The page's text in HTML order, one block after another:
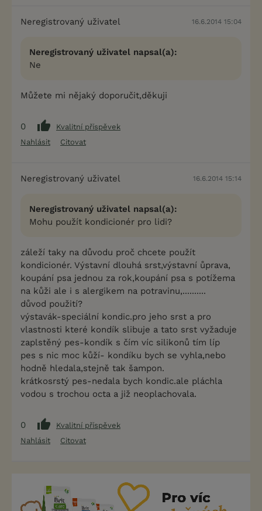
Neregistrovaný uživatel 16.6.2014 15:04
Neregistrovaný uživatel napsal(a):
Ne
Můžete mi nějaký doporučit,děkuji
0
Kvalitní příspěvek
Nahlásit
Citovat
Neregistrovaný uživatel 16.6.2014 15:14
Neregistrovaný uživatel napsal(a):
Mohu použít kondicionér pro lidi?
záleží taky na důvodu proč chcete použít
kondicionér. Výstavní dlouhá srst,výstavní ůprava,
koupání psa jednou za rok,koupání psa s potížema
na kůži ale i s alergikem na potravinu,..........
důvod použití?
výstavák-speciální kondic.pro jeho srst a pro
vlastnosti které kondík slibuje a tato srst vyžaduje
zaplstěný pes-kondík s čím víc silikonů tím líp
pes s nic moc kůží- kondíku bych se vyhla,nebo
hodně hledala,stejně tak šampon.
krátkosrstý pes-nedala bych kondic.ale pláchla
vodou s trochou octa a již neoplachovala.
0
Kvalitní příspěvek
Nahlásit
Citovat